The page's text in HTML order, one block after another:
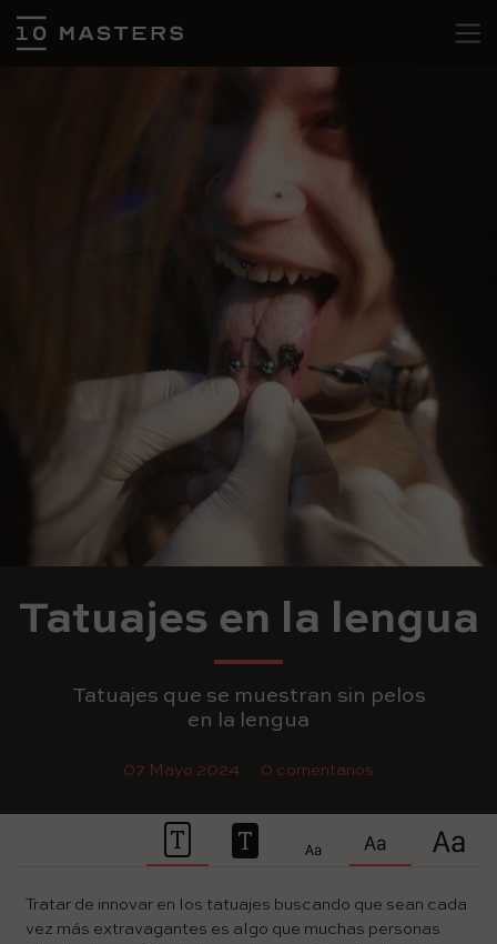
Tatuajes en la lengua
Tatuajes que se muestran sin pelos
en la lengua
07 Mayo 2024 0 comentarios
Tratar de innovar en los tatuajes buscando que sean cada
vez más extravagantes es algo que muchas personas